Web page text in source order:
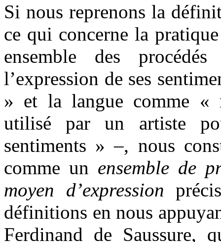
Si nous reprenons la
ce qui concerne la
ensemble des
l’expression de ses
» et la langue comme «
utilisé par un artiste
sentiments » –, nous
comme un ensemble de
moyen d’expression
définitions en nous
Ferdinand de Saussure,